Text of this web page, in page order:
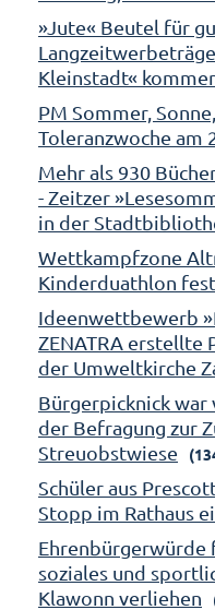
»Jute« Beutel für
Kleinstadt«
PM Sommer,
Toleranzwoche am
Mehr als 930
- Zeitzer
in der
Wettkampfzone
Kinderduathlon
Ideenwettbewerb
ZENATRA erstellte
der Umweltkirche
Bürgerpicknick
der Befragung zur
Streuobstwiese
Schüler aus
Stopp im Rathaus
Ehrenbürgerwürde
soziales und
Klawonn verliehen